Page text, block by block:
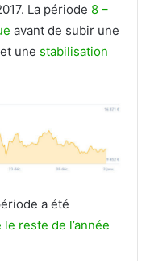
La période 8 –
avant de subir une
et une stabilisation
a été
le reste de l’année